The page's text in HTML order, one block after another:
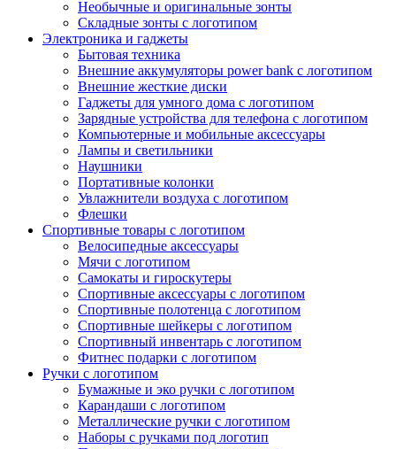
Необычные и оригинальные зонты
Складные зонты с логотипом
Электроника и гаджеты
Бытовая техника
Внешние аккумуляторы power bank с логотипом
Внешние жесткие диски
Гаджеты для умного дома с логотипом
Зарядные устройства для телефона с логотипом
Компьютерные и мобильные аксессуары
Лампы и светильники
Наушники
Портативные колонки
Увлажнители воздуха с логотипом
Флешки
Спортивные товары с логотипом
Велосипедные аксессуары
Мячи с логотипом
Самокаты и гироскутеры
Спортивные аксессуары с логотипом
Спортивные полотенца с логотипом
Спортивные шейкеры с логотипом
Спортивный инвентарь с логотипом
Фитнес подарки с логотипом
Ручки с логотипом
Бумажные и эко ручки с логотипом
Карандаши с логотипом
Металлические ручки с логотипом
Наборы с ручками под логотип